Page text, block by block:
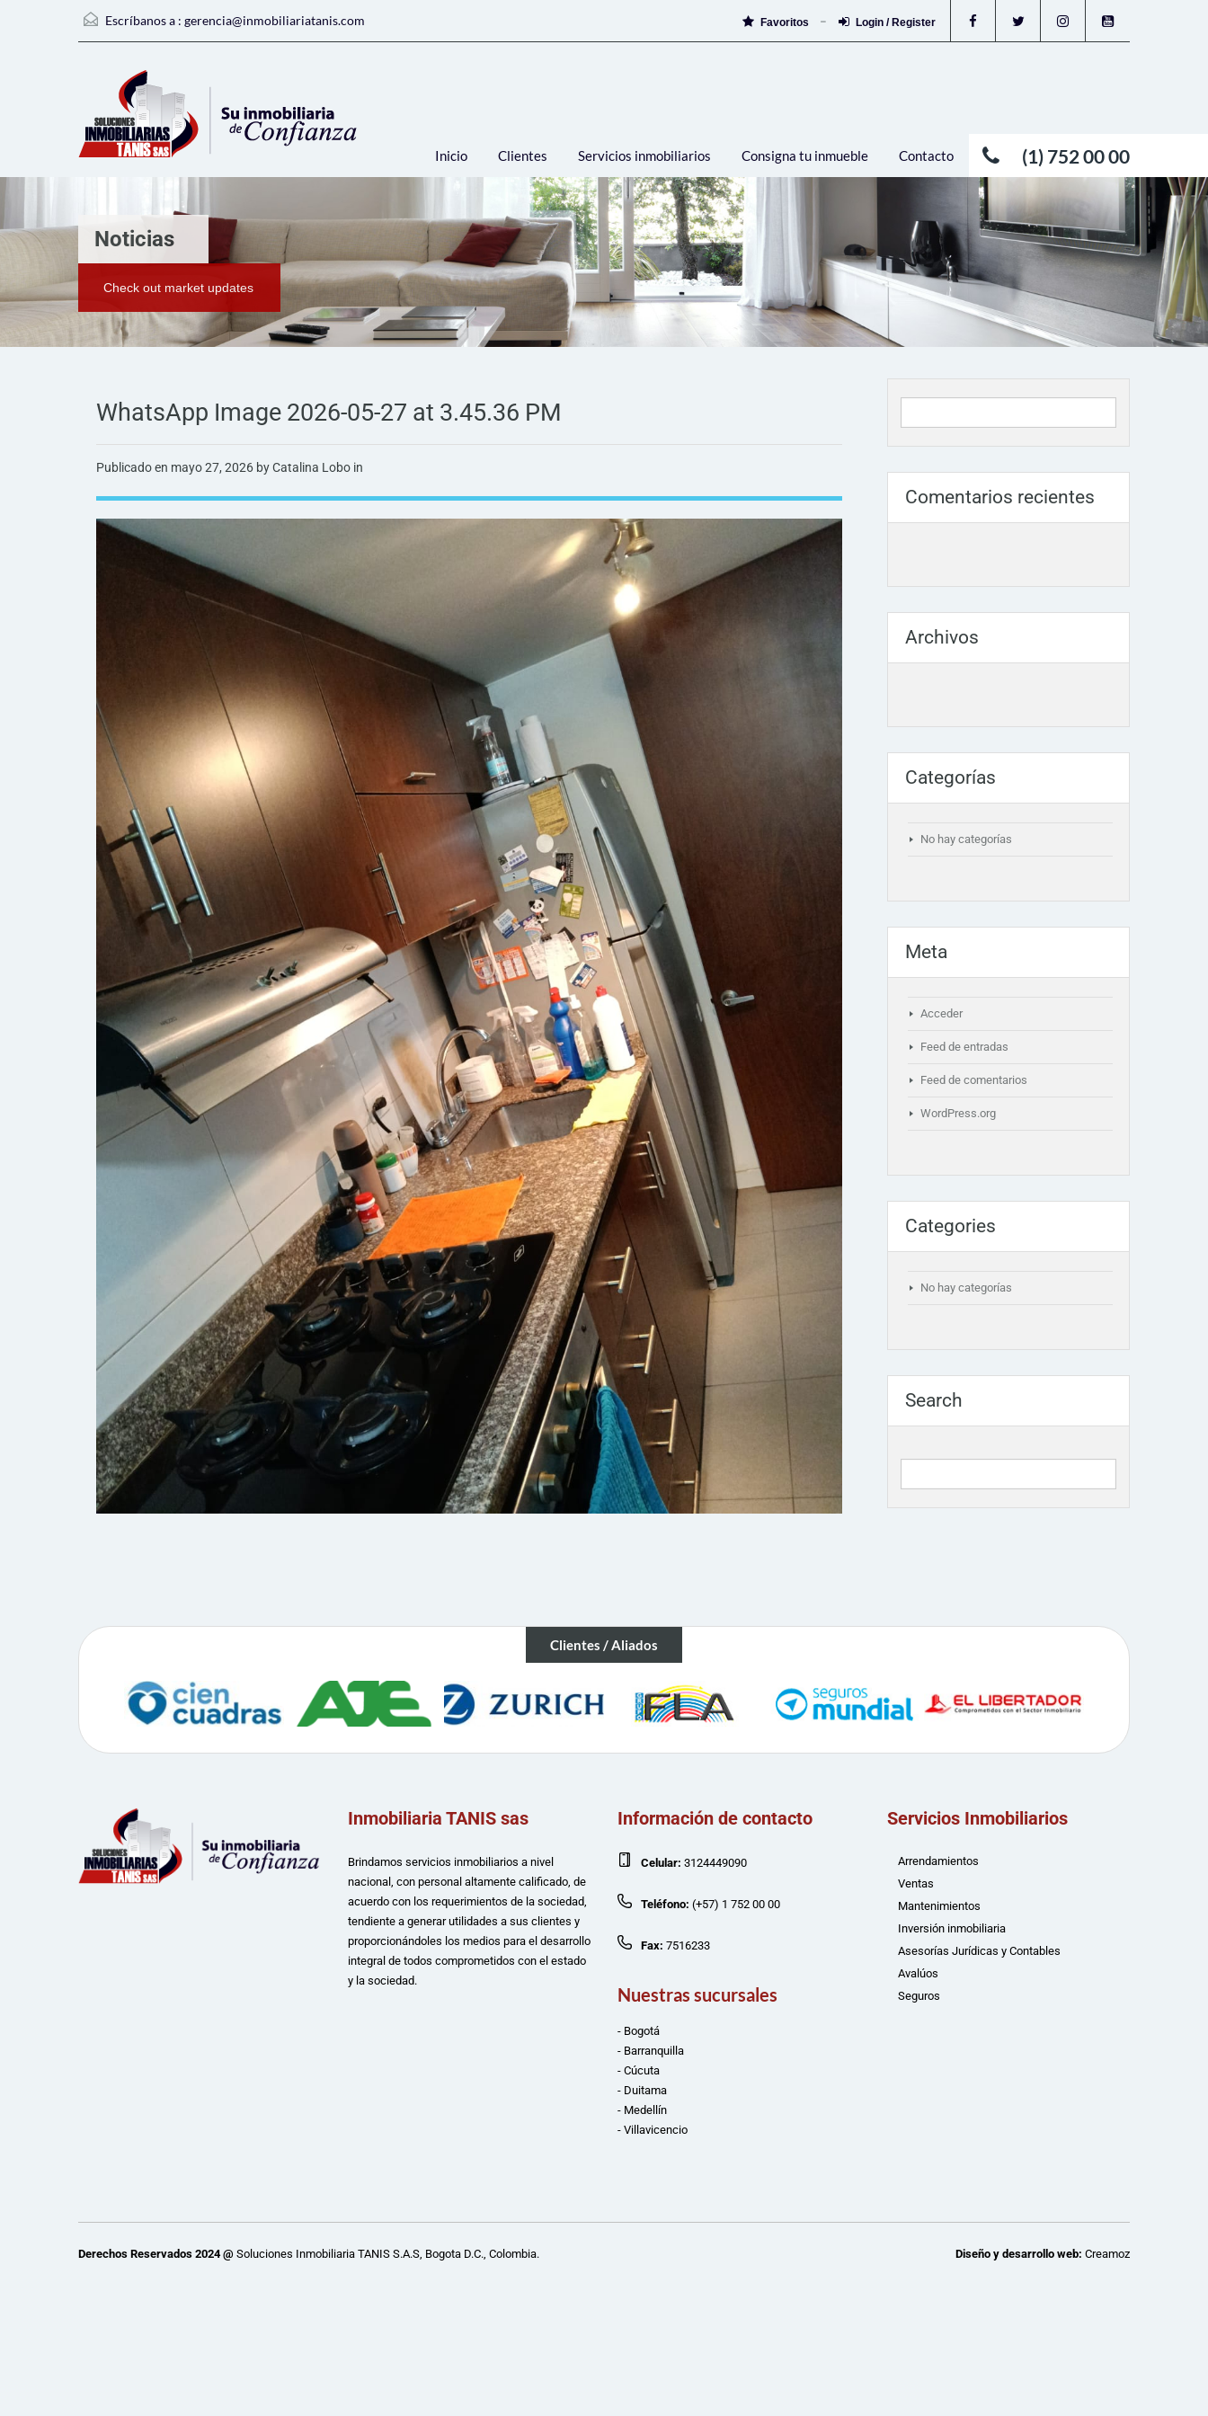
Escríbanos a : gerencia@inmobiliariatanis.com Favoritos Login / Register
(1) 752 00 00
Inicio Clientes Servicios inmobiliarios Consigna tu inmueble Contacto
Noticias
Check out market updates
WhatsApp Image 2026-05-27 at 3.45.36 PM
Publicado en mayo 27, 2026 by Catalina Lobo in
Comentarios recientes
Archivos
Categorías
No hay categorías
Meta
Acceder
Feed de entradas
Feed de comentarios
WordPress.org
Categories
No hay categorías
Search
Clientes / Aliados
Inmobiliaria TANIS sas
Brindamos servicios inmobiliarios a nivel
nacional, con personal altamente calificado, de
acuerdo con los requerimientos de la sociedad,
tendiente a generar utilidades a sus clientes y
proporcionándoles los medios para el desarrollo
integral de todos comprometidos con el estado
y la sociedad.
Información de contacto
Celular: 3124449090
Teléfono: (+57) 1 752 00 00
Fax: 7516233
Nuestras sucursales
- Bogotá
- Barranquilla
- Cúcuta
- Duitama
- Medellín
- Villavicencio
Servicios Inmobiliarios
Arrendamientos
Ventas
Mantenimientos
Inversión inmobiliaria
Asesorías Jurídicas y Contables
Avalúos
Seguros
Derechos Reservados 2024 @ Soluciones Inmobiliaria TANIS S.A.S, Bogota D.C., Colombia. Diseño y desarrollo web: Creamoz